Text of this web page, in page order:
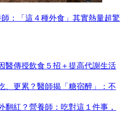
：「這４種外食」其實熱量超驚
醫傳授飲食５招＋提高代謝生活
、更累？醫師揭「糖宿醉」：不
翻紅？營養師：吃對這１件事，